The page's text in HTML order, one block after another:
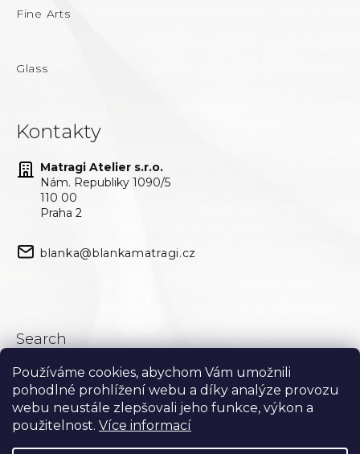
Používáme cookies, abychom Vám umožnili
pohodlné prohlížení webu a díky analýze provozu
webu neustále zlepšovali jeho funkce, výkon a
použitelnost. Více informací
Fine Arts
Glass
Kontakty
Matragi Atelier s.r.o.
Nám. Republiky 1090/5
110 00
Praha 2
blanka@blankamatragi.cz
Search
Search